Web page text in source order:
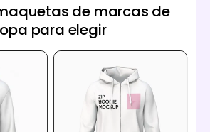
de marcas de
para elegir